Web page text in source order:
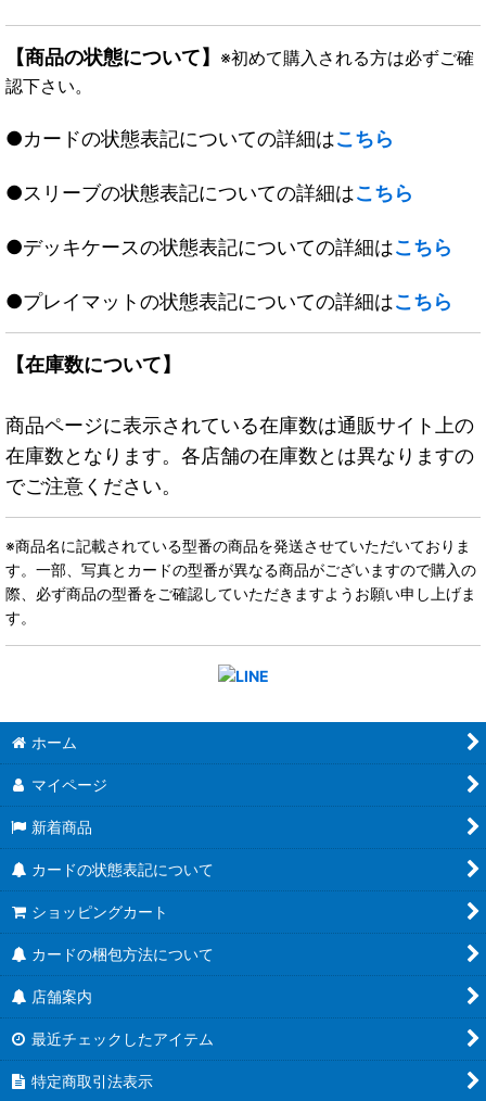
【商品の状態について】 ※初めて購入される方は必ずご確
認下さい。
●カードの状態表記についての詳細はこちら
●スリーブの状態表記についての詳細はこちら
●デッキケースの状態表記についての詳細はこちら
●プレイマットの状態表記についての詳細はこちら
【在庫数について】
商品ページに表示されている在庫数は通販サイト上の
在庫数となります。各店舗の在庫数とは異なりますの
でご注意ください。
※商品名に記載されている型番の商品を発送させていただいておりま
す。一部、写真とカードの型番が異なる商品がございますので購入の
際、必ず商品の型番をご確認していただきますようお願い申し上げま
す。
ホーム
マイページ
新着商品
カードの状態表記について
ショッピングカート
カードの梱包方法について
店舗案内
最近チェックしたアイテム
特定商取引法表示